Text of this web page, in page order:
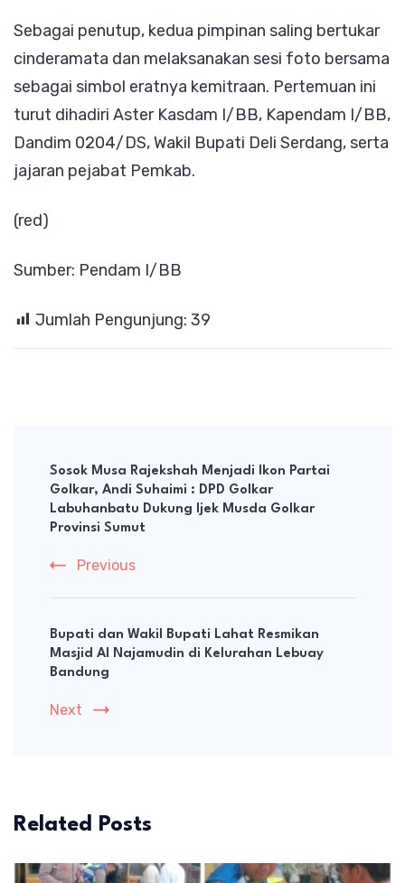
Sebagai penutup, kedua pimpinan saling bertukar
cinderamata dan melaksanakan sesi foto bersama
sebagai simbol eratnya kemitraan. Pertemuan ini
turut dihadiri Aster Kasdam I/BB, Kapendam I/BB,
Dandim 0204/DS, Wakil Bupati Deli Serdang, serta
jajaran pejabat Pemkab.
(red)
Sumber: Pendam I/BB
Jumlah Pengunjung: 39
Navigation
Sosok Musa Rajekshah Menjadi Ikon Partai
Golkar, Andi Suhaimi : DPD Golkar
Labuhanbatu Dukung Ijek Musda Golkar
Provinsi Sumut
Previous
Bupati dan Wakil Bupati Lahat Resmikan
Masjid Al Najamudin di Kelurahan Lebuay
Bandung
Next
Related Posts